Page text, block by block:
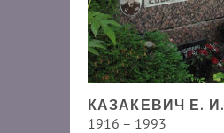
КАЗАКЕВИЧ Е. И.
1916 – 1993